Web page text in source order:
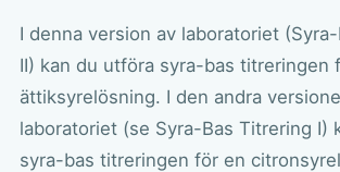
I denna version av laboratoriet
II) kan du utföra syra-bas titreringen
ättiksyrelösning. I den andra
laboratoriet (se Syra-Bas Titrering I)
syra-bas titreringen för en